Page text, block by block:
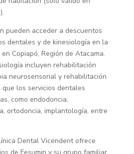
pueden acceder a descuentos
dentales y de kinesiología en la
Copiapó, Región de Atacama.
incluyen rehabilitación
neurosensorial y rehabilitación
los servicios dentales
como endodoncia,
ortodoncia, implantología, entre
Dental Vicendent ofrece